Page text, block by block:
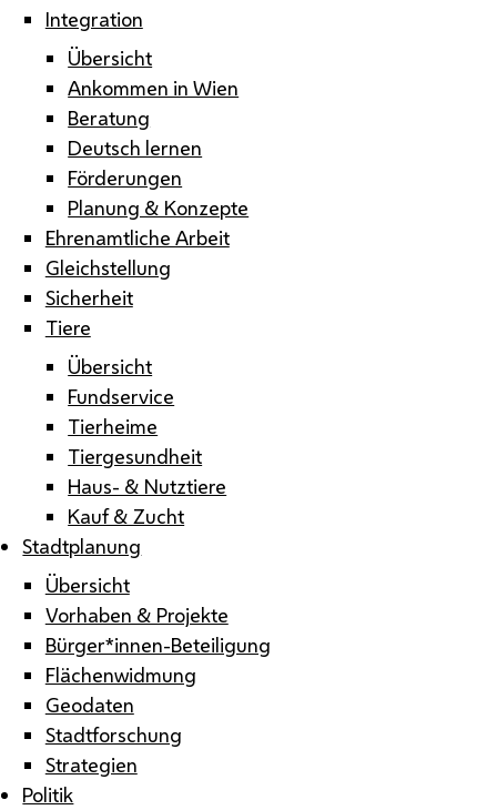
Integration
Übersicht
Ankommen in Wien
Beratung
Deutsch lernen
Förderungen
Planung & Konzepte
Ehrenamtliche Arbeit
Gleichstellung
Sicherheit
Tiere
Übersicht
Fundservice
Tierheime
Tiergesundheit
Haus- & Nutztiere
Kauf & Zucht
Stadtplanung
Übersicht
Vorhaben & Projekte
Bürger*innen-Beteiligung
Flächenwidmung
Geodaten
Stadtforschung
Strategien
Politik